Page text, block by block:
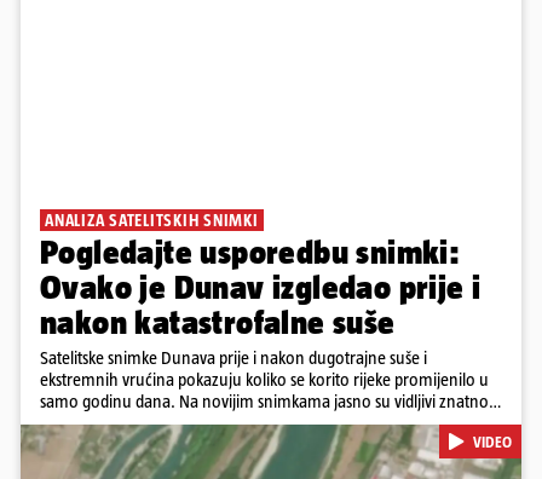
ANALIZA SATELITSKIH SNIMKI
Pogledajte usporedbu snimki:
Ovako je Dunav izgledao prije i
nakon katastrofalne suše
Satelitske snimke Dunava prije i nakon dugotrajne suše i
ekstremnih vrućina pokazuju koliko se korito rijeke promijenilo u
samo godinu dana. Na novijim snimkama jasno su vidljivi znatno
veći pješčani sprudovi i sužene vodene površine, što svjedoči o
povijesno niskim vodostajima. Promjene su zabilježene duž cijelog
toka, od Njemačke i Austrije, preko Slovačke, Hrvatske i Srbije, do
VIDEO